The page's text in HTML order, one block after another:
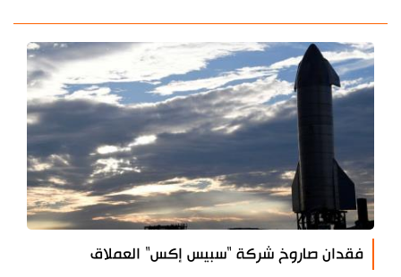
فقدان صاروخ شركة "سبيس إكس" العملاق